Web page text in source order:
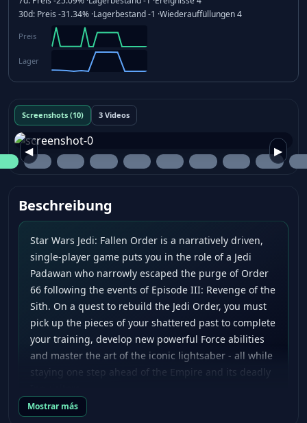
30d: Preis -31.34% ·Lagerbestand-1 ·Wiederauffüllungen4
Preis
Lager
Screenshots (10) 3 Videos
◀ ▶
Beschreibung
Star Wars Jedi: Fallen Order is a narratively driven,
single-player game puts you in the role of a Jedi
Padawan who narrowly escaped the purge of Order
66 following the events of Episode III: Revenge of the
Sith. On a quest to rebuild the Jedi Order, you must
pick up the pieces of your shattered past to complete
your training, develop new powerful Force abilities
and master the art of the iconic lightsaber - all while
staying one step ahead of the Empire and its deadly
Mostrar más